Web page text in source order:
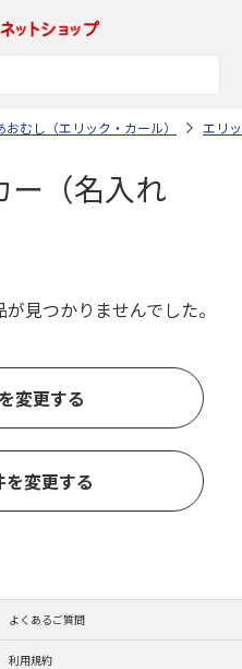
おむし（エリック・カール） エリ
ー（名入れ
見つかりませんでした。
変更する
変更する
よくあるご質問
利用規約